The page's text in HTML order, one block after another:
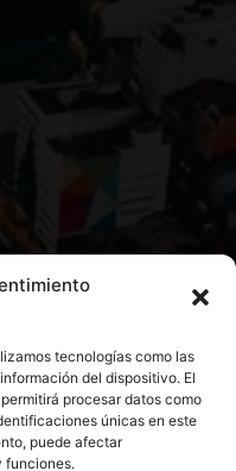
tecnologías como las
del dispositivo. El
procesar datos como
únicas en este
puede afectar
funciones.